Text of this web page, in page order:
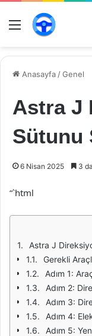
Menü
Anasayfa /Genel
Astra J
Sütunu
6 Nisan 2025 3
“`html
Astra J
Gerekli
Adım 1:
Adım 2:
Adım 3:
Adım 4:
Adım 5: